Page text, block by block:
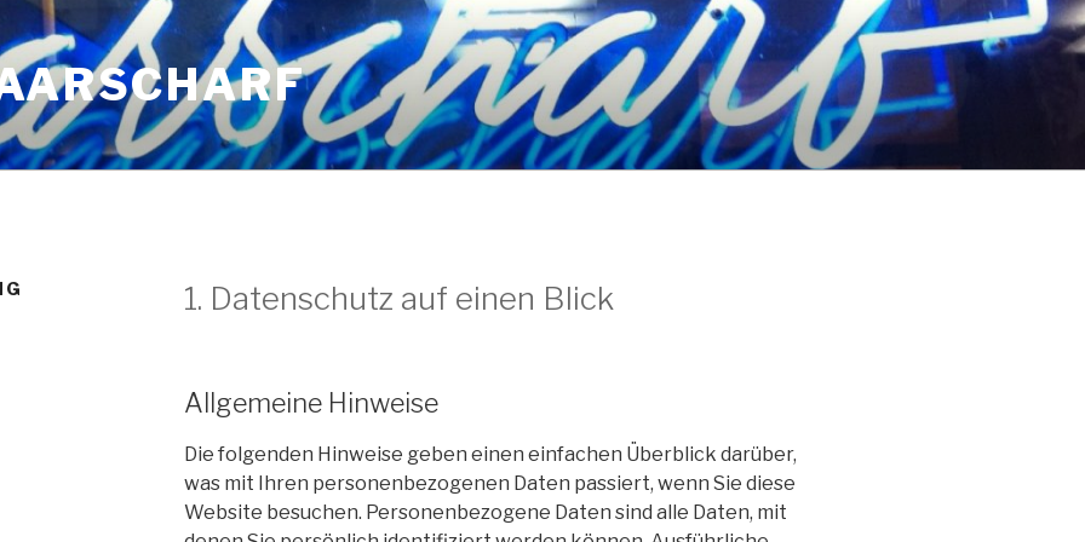
1. Datenschutz auf einen Blick
Allgemeine Hinweise
Die folgenden Hinweise geben einen einfachen Überblick darüber,
was mit Ihren personenbezogenen Daten passiert, wenn Sie diese
Website besuchen. Personenbezogene Daten sind alle Daten, mit